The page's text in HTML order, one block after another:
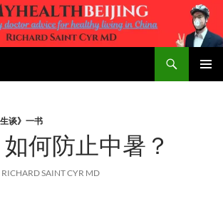
谈》一书
何防止中暑？
RICHARD SAINT CYR MD